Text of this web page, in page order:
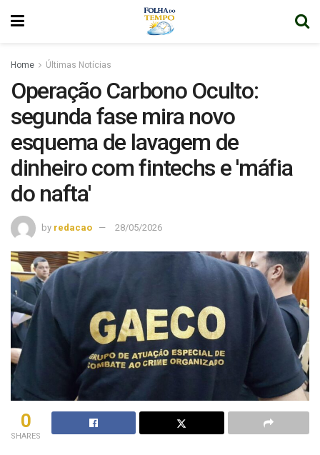
Home Últimas Notícias
Operação Carbono Oculto:
segunda fase mira novo
esquema de lavagem de
dinheiro com fintechs e 'máfia
do nafta'
by redacao 28/05/2026
0
SHARES